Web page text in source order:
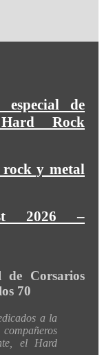
especial de
Rock
rock y metal
2026 –
de Corsarios
70
a la
el Hard